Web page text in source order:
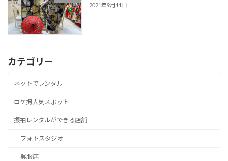
2021年9月11日
カテゴリー
ネットでレンタル
ロケ撮人気スポット
振袖レンタルができる店舗
フォトスタジオ
呉服店